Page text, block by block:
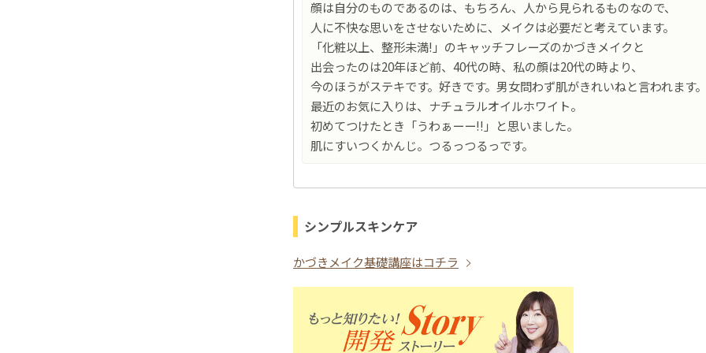
顔は自分のものであるのは、もちろん、人から見られるものなので、
人に不快な思いをさせないために、メイクは必要だと考えています。
「化粧以上、整形未満!」のキャッチフレーズのかづきメイクと
出会ったのは20年ほど前、40代の時、私の顔は20代の時より、
今のほうがステキです。好きです。男女問わず肌がきれいねと言われます。
最近のお気に入りは、ナチュラルオイルホワイト。
初めてつけたとき「うわぁーー!!」と思いました。
肌にすいつくかんじ。つるっつるっです。
シンプルスキンケア
かづきメイク基礎講座はコチラ